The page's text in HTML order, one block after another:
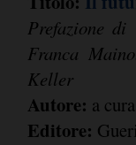
Prefazione
Franca
Keller
Autore: a
Editore: